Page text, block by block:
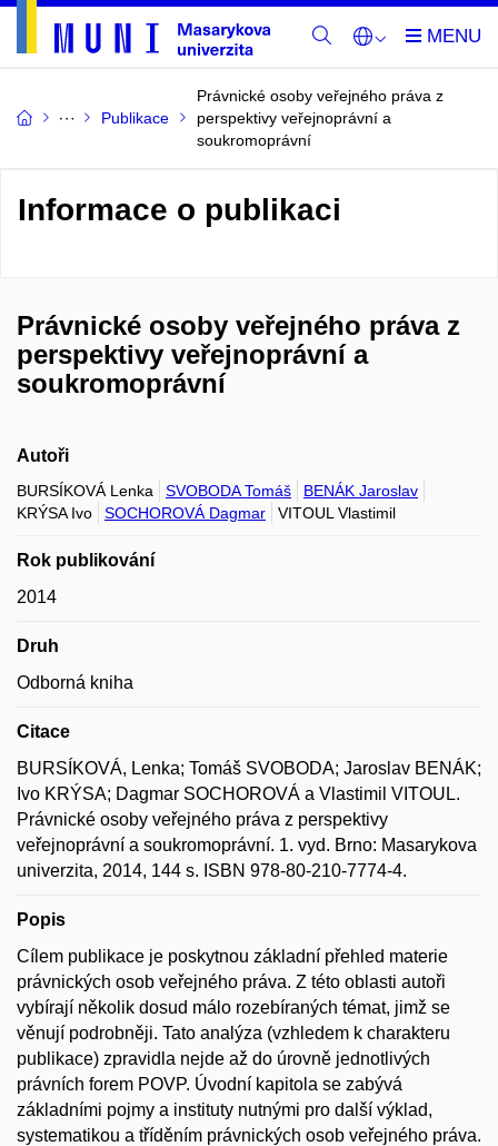
Publikace
Právnické osoby veřejného práva z
perspektivy veřejnoprávní a
soukromoprávní
Informace o publikaci
Právnické osoby veřejného práva z
perspektivy veřejnoprávní a
soukromoprávní
Autoři
BURSÍKOVÁ Lenka SVOBODA Tomáš
BENÁK Jaroslav
KRÝSA Ivo
SOCHOROVÁ Dagmar VITOUL Vlastimil
Rok publikování
2014
Druh
Odborná kniha
Citace
BURSÍKOVÁ, Lenka; Tomáš SVOBODA; Jaroslav BENÁK;
Ivo KRÝSA; Dagmar SOCHOROVÁ a Vlastimil VITOUL.
Právnické osoby veřejného práva z perspektivy
veřejnoprávní a soukromoprávní. 1. vyd. Brno: Masarykova
univerzita, 2014, 144 s. ISBN 978-80-210-7774-4.
Popis
Cílem publikace je poskytnou základní přehled materie
právnických osob veřejného práva. Z této oblasti autoři
vybírají několik dosud málo rozebíraných témat, jimž se
věnují podrobněji. Tato analýza (vzhledem k charakteru
publikace) zpravidla nejde až do úrovně jednotlivých
právních forem POVP. Úvodní kapitola se zabývá
základními pojmy a instituty nutnými pro další výklad,
systematikou a tříděním právnických osob veřejného práva.